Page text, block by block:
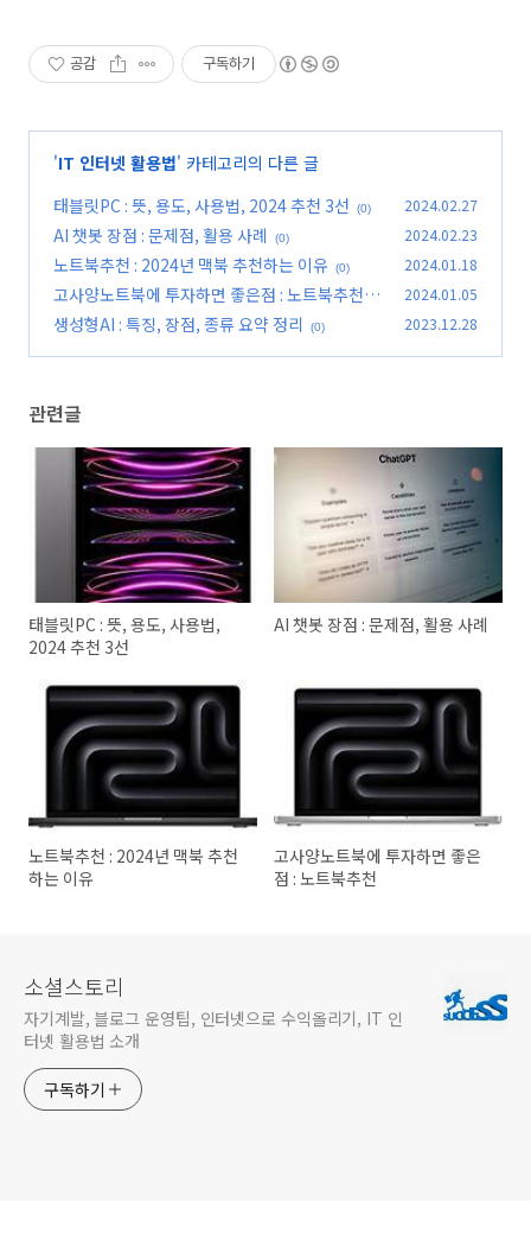
공감 구독하기
'IT 인터넷 활용법' 카테고리의 다른 글
태블릿PC : 뜻, 용도, 사용법, 2024 추천 3선
(0) 2024.02.27
AI 챗봇 장점 : 문제점, 활용 사례 (0) 2024.02.23
노트북추천 : 2024년 맥북 추천하는 이유 (0) 2024.01.18
고사양노트북에 투자하면 좋은점 : 노트북추천
(0)
2024.01.05
생성형AI : 특징, 장점, 종류 요약 정리 (0) 2023.12.28
관련글
태블릿PC : 뜻, 용도, 사용법,
2024 추천 3선
AI 챗봇 장점 : 문제점, 활용 사례
노트북추천 : 2024년 맥북 추천
하는 이유
고사양노트북에 투자하면 좋은
점 : 노트북추천
소셜스토리
자기계발, 블로그 운영팁, 인터넷으로 수익올리기, IT 인
터넷 활용법 소개
구독하기